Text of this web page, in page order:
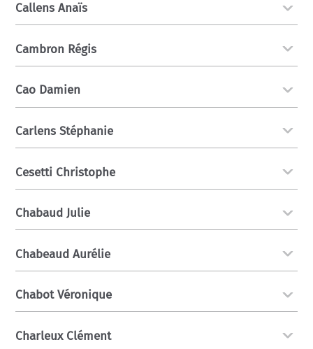
Callens Anaïs
Cambron Régis
Cao Damien
Carlens Stéphanie
Cesetti Christophe
Chabaud Julie
Chabeaud Aurélie
Chabot Véronique
Charleux Clément